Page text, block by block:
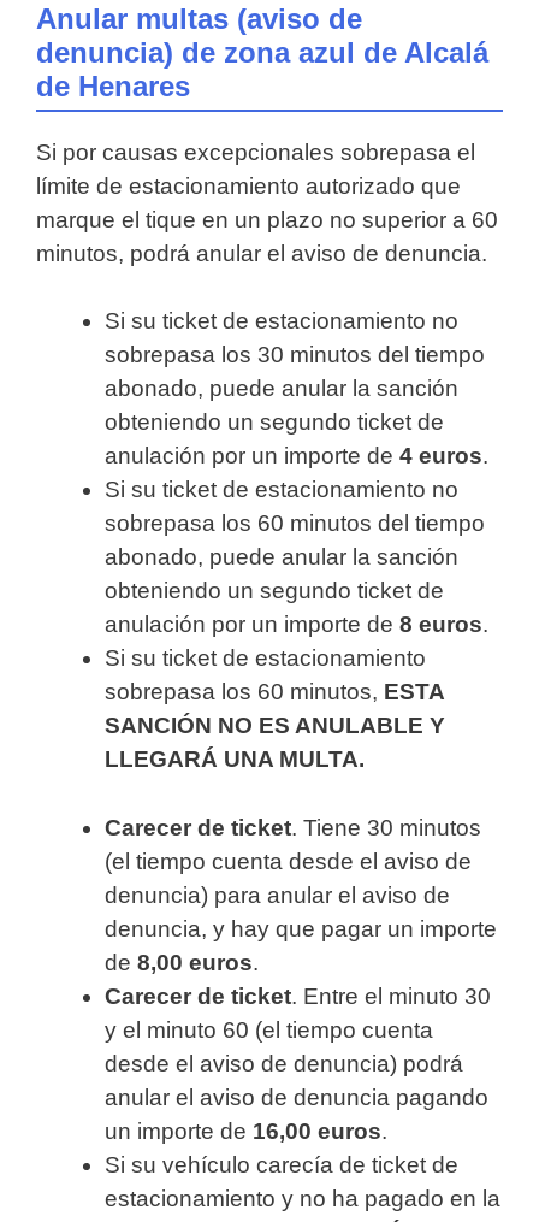
Anular multas (aviso de
denuncia) de zona azul de Alcalá
de Henares
Si por causas excepcionales sobrepasa el
límite de estacionamiento autorizado que
marque el tique en un plazo no superior a 60
minutos, podrá anular el aviso de denuncia.
Si su ticket de estacionamiento no
sobrepasa los 30 minutos del tiempo
abonado, puede anular la sanción
obteniendo un segundo ticket de
anulación por un importe de 4 euros.
Si su ticket de estacionamiento no
sobrepasa los 60 minutos del tiempo
abonado, puede anular la sanción
obteniendo un segundo ticket de
anulación por un importe de 8 euros.
Si su ticket de estacionamiento
sobrepasa los 60 minutos, ESTA
SANCIÓN NO ES ANULABLE Y
LLEGARÁ UNA MULTA.
Carecer de ticket. Tiene 30 minutos
(el tiempo cuenta desde el aviso de
denuncia) para anular el aviso de
denuncia, y hay que pagar un importe
de 8,00 euros.
Carecer de ticket. Entre el minuto 30
y el minuto 60 (el tiempo cuenta
desde el aviso de denuncia) podrá
anular el aviso de denuncia pagando
un importe de 16,00 euros.
Si su vehículo carecía de ticket de
estacionamiento y no ha pagado en la